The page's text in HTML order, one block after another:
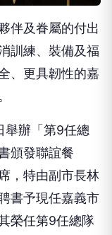
伴及眷屬的付出
訓練、裝備及福
、更具韌性的嘉
舉辦「第9任總
頒發聯誼餐
，特由副市長林
書予現任嘉義市
榮任第9任總隊